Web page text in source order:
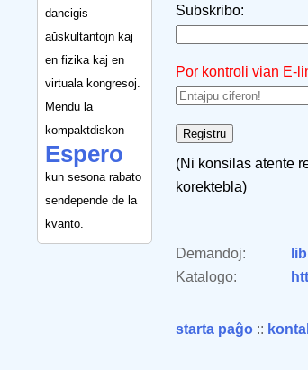
dancigis
aŭskultantojn kaj
en fizika kaj en
virtuala kongresoj.
Mendu la
kompaktdiskon
Espero
kun sesona rabato
sendepende de la
kvanto.
Subskribo:
Por kontroli vian E-
(Ni konsilas atente
korektebla)
Demandoj:
Katalogo:
starta paĝo ::